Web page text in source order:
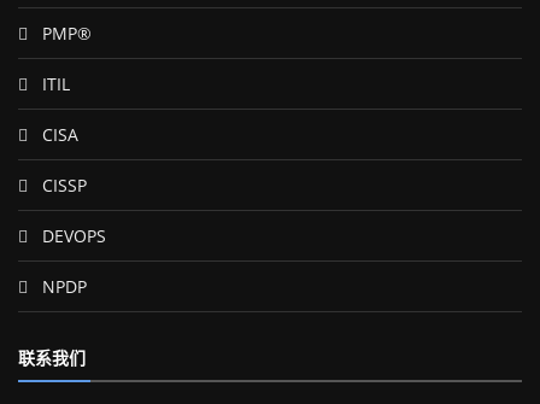
PMP®
ITIL
CISA
CISSP
DEVOPS
NPDP
联系我们